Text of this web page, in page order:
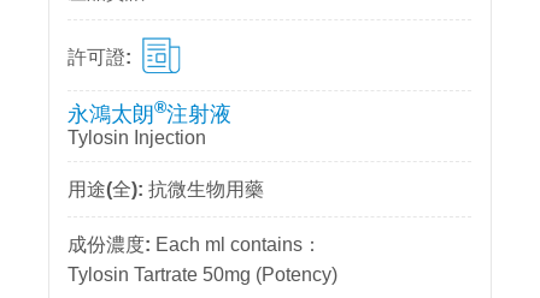
永鴻太朗®注射液
Tylosin Injection
抗微生物用藥
Each ml contains：
Tylosin Tartrate 50mg (Potency)